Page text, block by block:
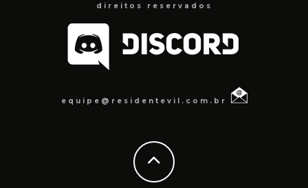
direitos reservados
equipe@residentevil.com.br